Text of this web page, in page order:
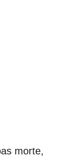
morte,